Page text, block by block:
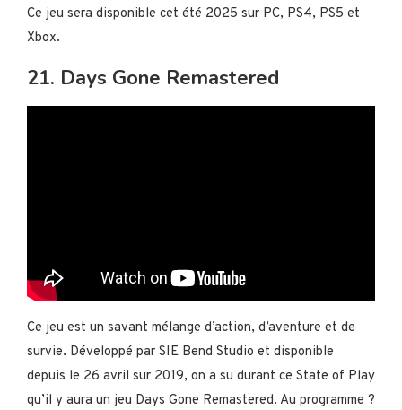
Ce jeu sera disponible cet été 2025 sur PC, PS4, PS5 et
Xbox.
21. Days Gone Remastered
Ce jeu est un savant mélange d’action, d’aventure et de
survie. Développé par SIE Bend Studio et disponible
depuis le 26 avril sur 2019, on a su durant ce State of Play
qu’il y aura un jeu Days Gone Remastered. Au programme ?